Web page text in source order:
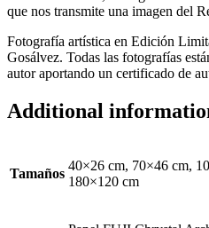
que nos transmite una imagen del
Fotografía artística en Edición
Gosálvez. Todas las fotografías
autor aportando un certificado de
Additional
Tamaños
40×26 cm, 70×46 cm,
180×120 cm